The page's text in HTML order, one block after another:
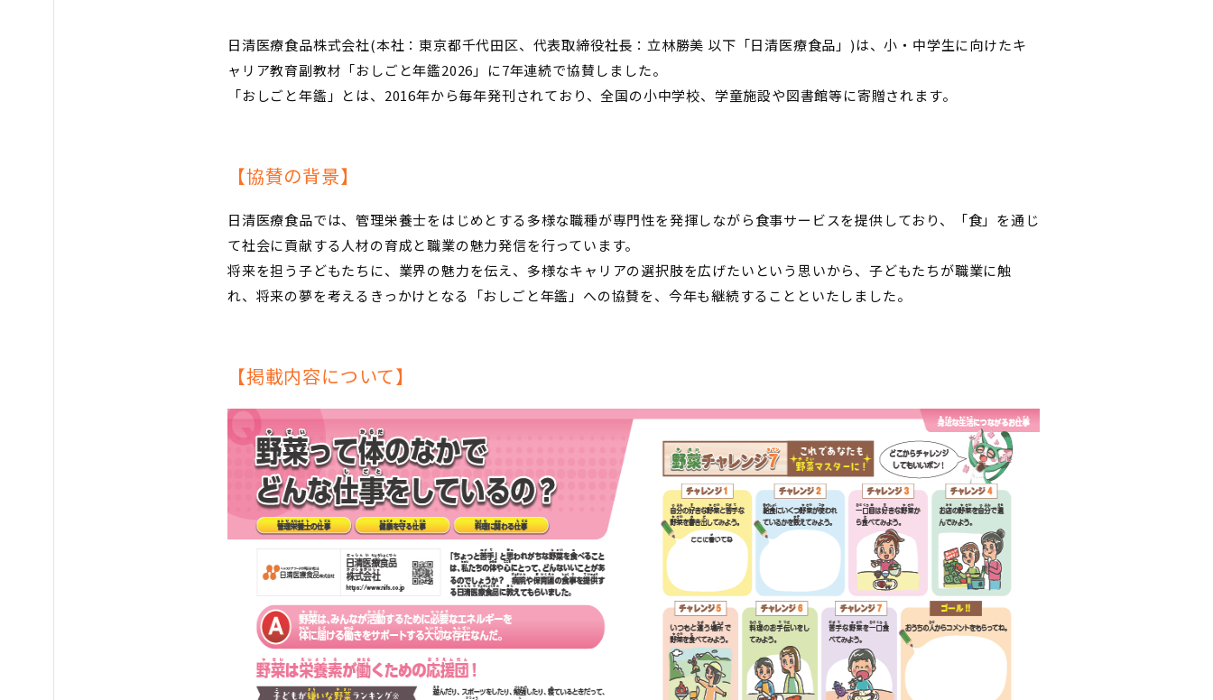
日清医療食品株式会社(本社：東京都千代田区、代表取締役社長：立林勝美 以下「日清医療食品」)は、小・中学生に向けたキ
ャリア教育副教材「おしごと年鑑2026」に7年連続で協賛しました。
「おしごと年鑑」とは、2016年から毎年発刊されており、全国の小中学校、学童施設や図書館等に寄贈されます。
【協賛の背景】
日清医療食品では、管理栄養士をはじめとする多様な職種が専門性を発揮しながら食事サービスを提供しており、「食」を通じ
て社会に貢献する人材の育成と職業の魅力発信を行っています。
将来を担う子どもたちに、業界の魅力を伝え、多様なキャリアの選択肢を広げたいという思いから、子どもたちが職業に触
れ、将来の夢を考えるきっかけとなる「おしごと年鑑」への協賛を、今年も継続することといたしました。
【掲載内容について】